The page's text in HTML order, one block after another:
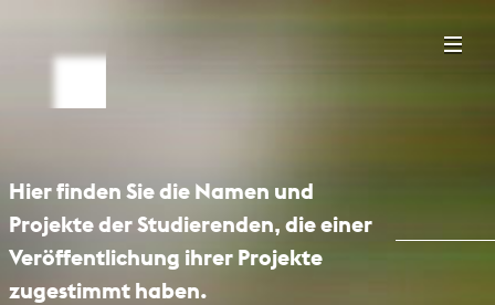
Hier finden Sie die Namen und
Projekte der Studierenden, die einer
Veröffentlichung ihrer Projekte
zugestimmt haben.